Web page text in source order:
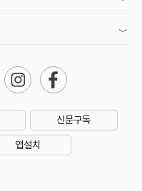
신문구독
앱설치